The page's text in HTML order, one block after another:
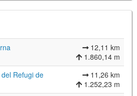
©Institut Cartogràfic i Geològic de
Catalunya (CC BY-SH 4.0)
12,11 km
1.860,14 m
Refugi de
11,26 km
1.252,23 m